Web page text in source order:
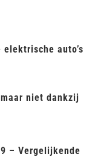
auto’s
niet dankzij
– Vergelijkende